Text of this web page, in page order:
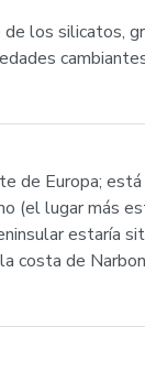
los silicatos,
de Europa;
lugar más
estaría
de